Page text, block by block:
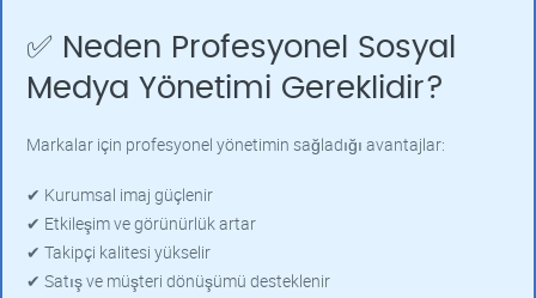
✅ Neden Profesyonel Sosyal
Medya Yönetimi Gereklidir?
Markalar için profesyonel yönetimin sağladığı avantajlar:
✔ Kurumsal imaj güçlenir
✔ Etkileşim ve görünürlük artar
✔ Takipçi kalitesi yükselir
✔ Satış ve müşteri dönüşümü desteklenir